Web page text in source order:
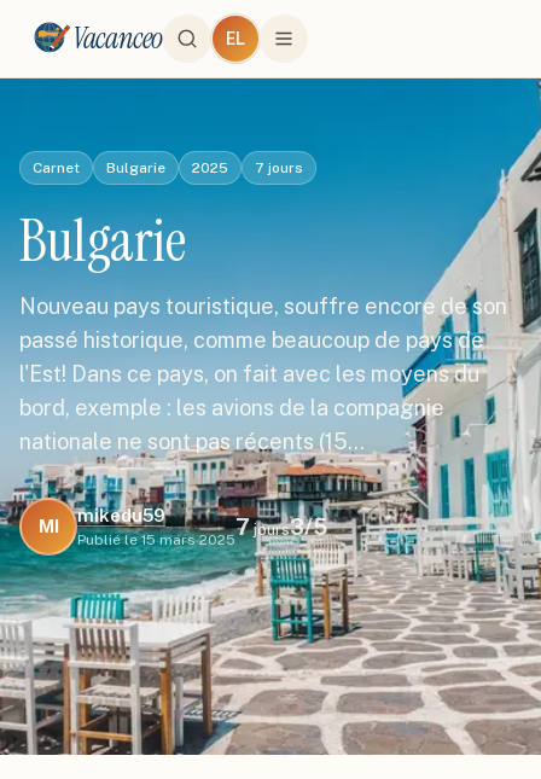
Vacanceo EL
Carnet Bulgarie 2025 7 jours
Bulgarie
Nouveau pays touristique, souffre encore de son
passé historique, comme beaucoup de pays de
l'Est! Dans ce pays, on fait avec les moyens du
bord, exemple : les avions de la compagnie
nationale ne sont pas récents (15…
MI
mikedu59
Publié le 15 mars 2025
7jours3/5